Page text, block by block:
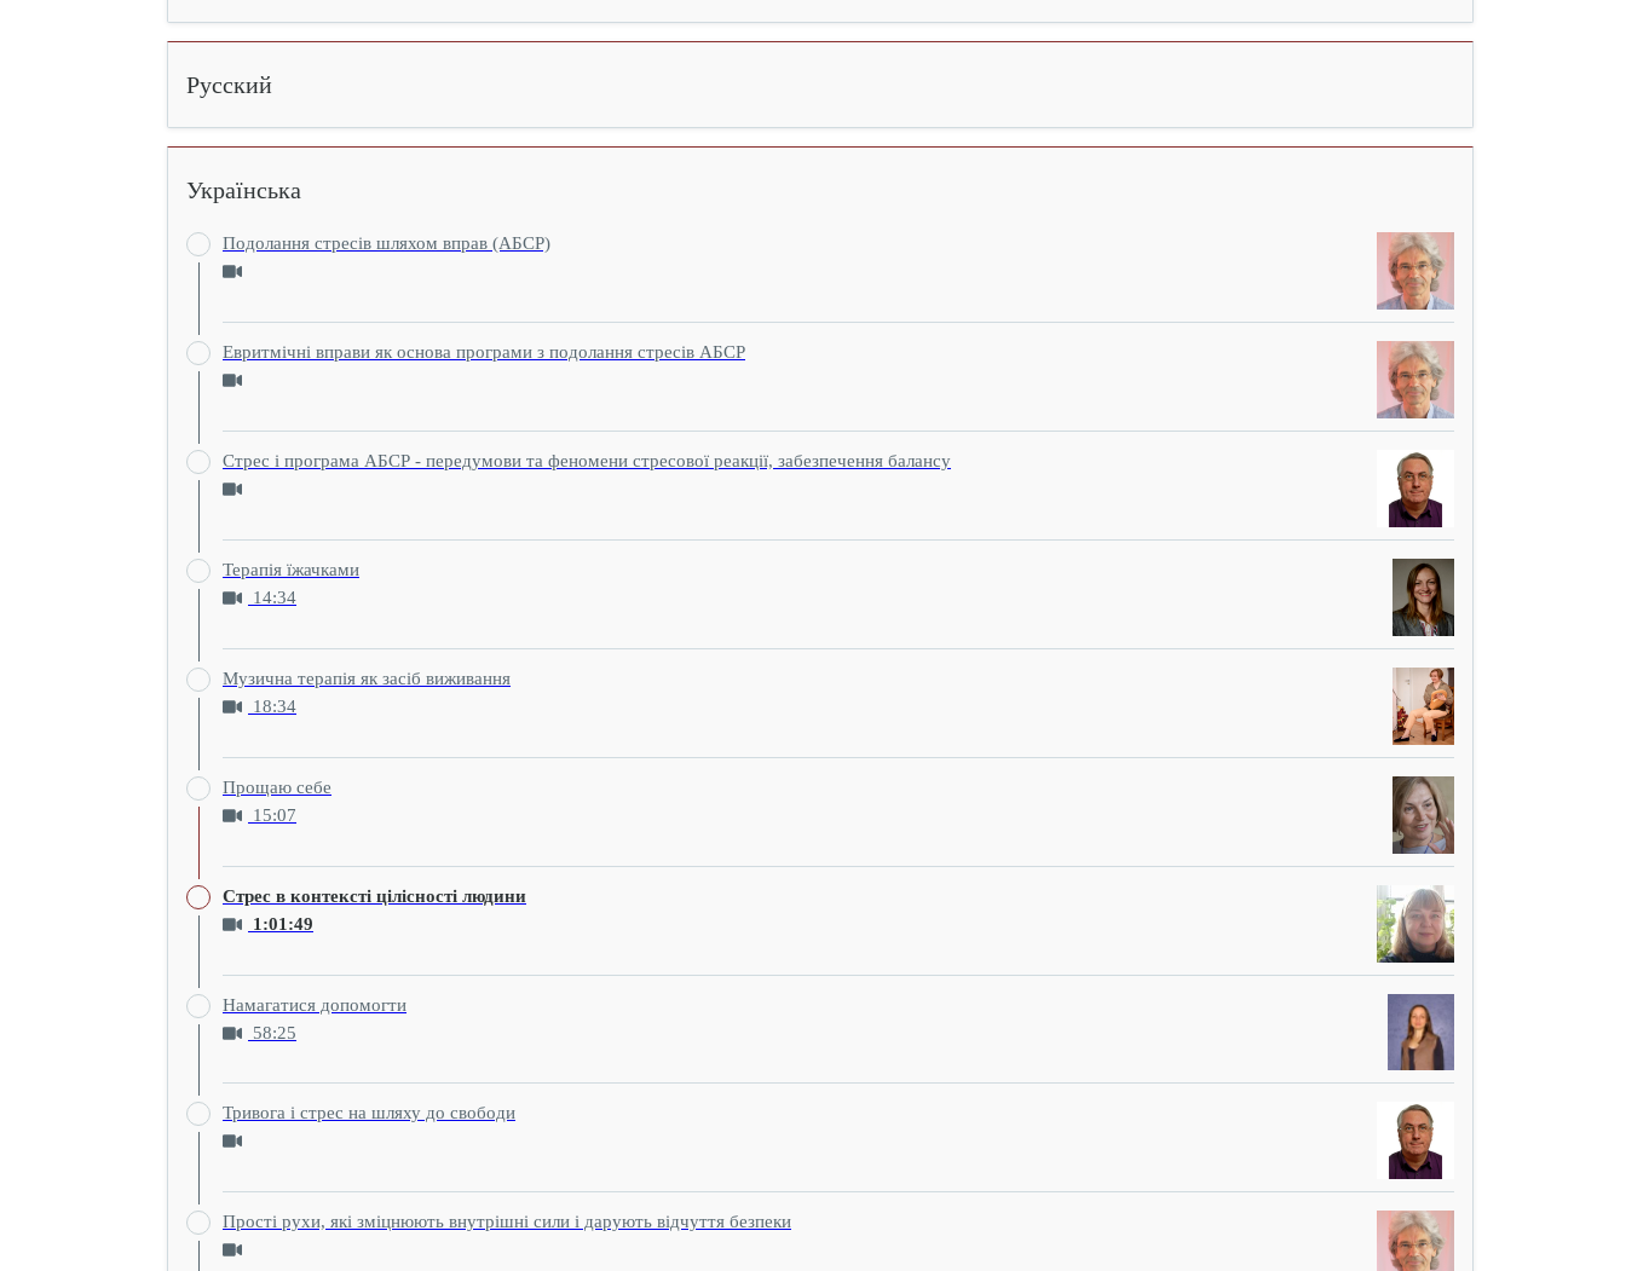
Русский
Українська
Подолання стресiв шляхом вправ (АБСР)
Евритмічні вправи як основа програми з подолання стресів АБСР
Стрес і програма АБСР - передумови та феномени стресової реакції, забезпечення балансу
Терапія їжачками
14:34
Музична терапія як засіб виживання
18:34
Прощаю себе
15:07
Стрес в контексті цілісності людини
1:01:49
Намагатися допомогти
58:25
Тривога і стрес на шляху до свободи
Прості рухи, які зміцнюють внутрішні сили і дарують відчуття безпеки